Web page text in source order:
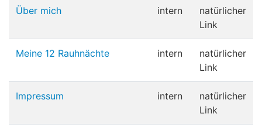
Über mich intern
natürlicher
Link
Meine 12 Rauhnächte intern
natürlicher
Link
Impressum intern
natürlicher
Link